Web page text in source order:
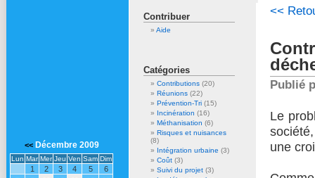
<<Décembre 2009
Lun Mar Mer Jeu Ven Sam Dim
1 2 3 4 5
6
Contribuer
Aide
Catégories
Contributions (20)
Réunions (22)
Prévention-Tri (15)
Incinération (16)
Méthanisation (6)
Risques et nuisances
(8)
Intégration urbaine (3)
Coût (3)
Suivi du projet (3)
<<
Publié
Le
une